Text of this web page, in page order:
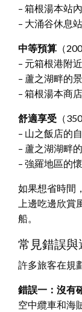
– 箱根湯本站
– 大涌谷休息
中等預算 （
– 元箱根港附
– 蘆之湖畔的
– 箱根湯本商
舒適享受 （
– 山之飯店的
– 蘆之湖湖畔
– 強羅地區的
如果想省時間
上邊吃邊欣
船。
常見錯誤與
許多旅客在規
錯誤一：沒有
空中纜車和海